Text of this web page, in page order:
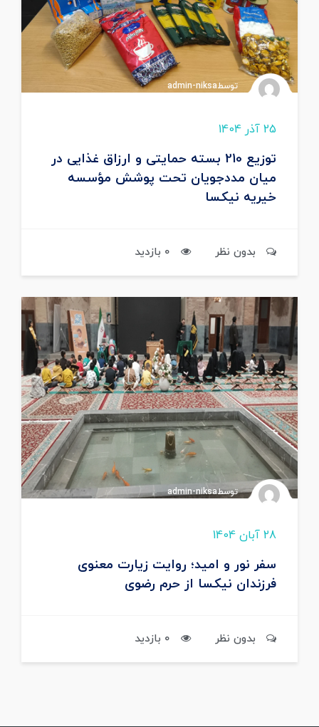
توسطadmin-niksa
25 آذر 1404
توزیع 210 بسته حمایتی و ارزاق غذایی در
میان مددجویان تحت پوشش مؤسسه
خیریه نیکسا
بدون نظر 0 بازدید
توسطadmin-niksa
28 آبان 1404
سفر نور و امید؛ روایت زیارت معنوی
فرزندان نیکسا از حرم رضوی
بدون نظر 0 بازدید